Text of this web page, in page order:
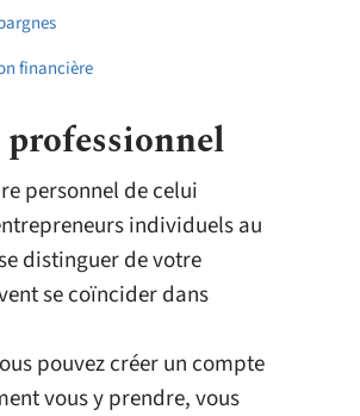
financière
professionnel
personnel de celui
individuels au
distinguer de votre
se coïncider dans
pouvez créer un compte
vous y prendre, vous